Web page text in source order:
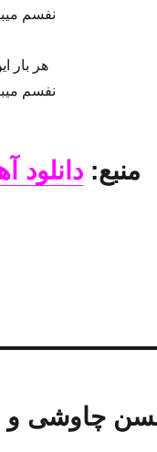
نفسم
هر بار
نفسم
منبع:دانلود
چاوشی و